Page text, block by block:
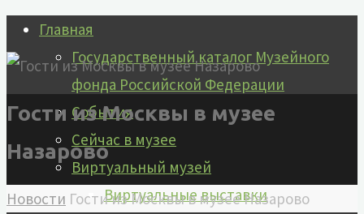
Перейти
к
содержимому
Главная
Государственный каталог Музейного
фонда Российской Федерации
События
Сейчас в музее
Виртуальный музей
Виртуальные выставки
Гости из Москвы в музее
Назарово
Главная
Новости Гости из Москвы в музее Назарово